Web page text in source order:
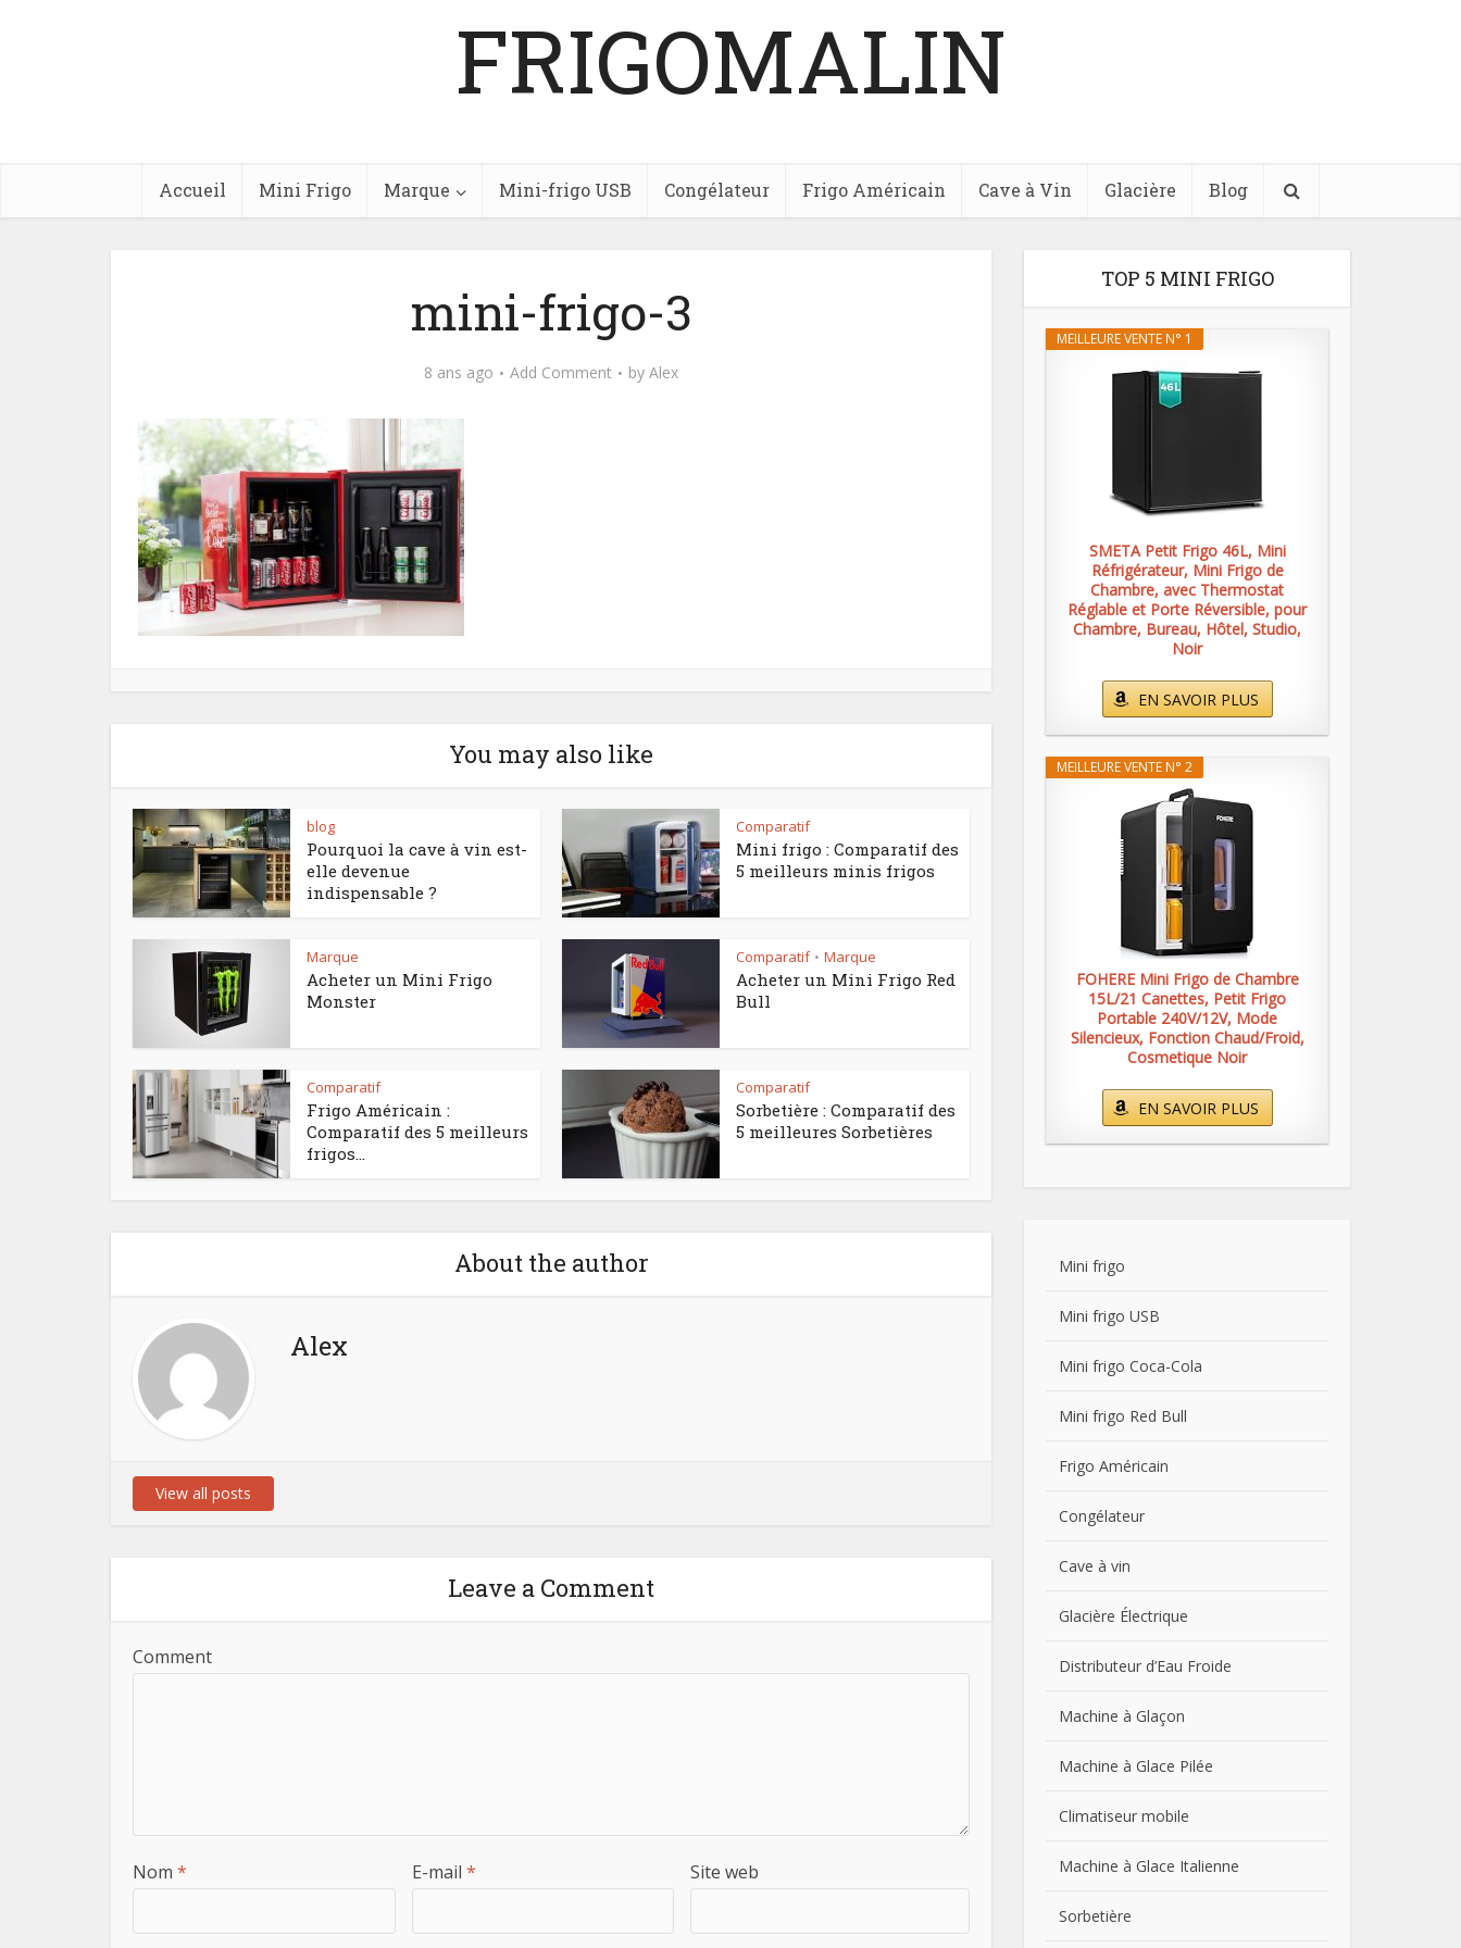
FRIGOMALIN
Accueil Mini Frigo Marque Mini-frigo USB Congélateur Frigo Américain Cave à Vin Glacière Blog
mini-frigo-3
8 ans ago Add Comment by Alex
You may also like
blog
Pourquoi la cave à vin est-
elle devenue
indispensable ?
Comparatif
Mini frigo : Comparatif des
5 meilleurs minis frigos
Marque
Acheter un Mini Frigo
Monster
Comparatif • Marque
Acheter un Mini Frigo Red
Bull
Comparatif
Frigo Américain :
Comparatif des 5 meilleurs
frigos...
Comparatif
Sorbetière : Comparatif des
5 meilleures Sorbetières
About the author
Alex
View all posts
Leave a Comment
Comment
Nom * E-mail * Site web
TOP 5 MINI FRIGO
MEILLEURE VENTE N° 1
SMETA Petit Frigo 46L, Mini
Réfrigérateur, Mini Frigo de
Chambre, avec Thermostat
Réglable et Porte Réversible, pour
Chambre, Bureau, Hôtel, Studio,
Noir
EN SAVOIR PLUS
MEILLEURE VENTE N° 2
FOHERE Mini Frigo de Chambre
15L/21 Canettes, Petit Frigo
Portable 240V/12V, Mode
Silencieux, Fonction Chaud/Froid,
Cosmetique Noir
EN SAVOIR PLUS
Mini frigo
Mini frigo USB
Mini frigo Coca-Cola
Mini frigo Red Bull
Frigo Américain
Congélateur
Cave à vin
Glacière Électrique
Distributeur d’Eau Froide
Machine à Glaçon
Machine à Glace Pilée
Climatiseur mobile
Machine à Glace Italienne
Sorbetière